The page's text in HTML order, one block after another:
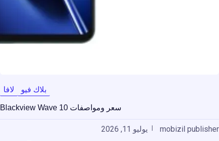
بلاك فيو لافا
سعر ومواصفات Blackview Wave 10
mobizil publisher
يوليو 11, 2026